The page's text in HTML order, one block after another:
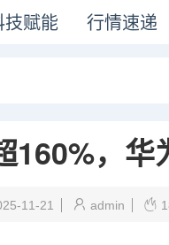
技赋能 行情速递
160%，华
11-21 admin